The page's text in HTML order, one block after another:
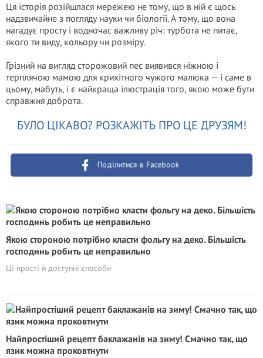
Ця історія розійшлася мережею не тому, що в ній є щось
надзвичайне з погляду науки чи біології. А тому, що вона
нагадує просту і водночас важливу річ: турбота не питає,
якого ти виду, кольору чи розміру.
Грізний на вигляд сторожовий пес виявився ніжною і
терплячою мамою для крихітного чужого малюка — і саме в
цьому, мабуть, і є найкраща ілюстрація того, якою може бути
справжня доброта.
БУЛО ЦІКАВО? РОЗКАЖІТЬ ПРО ЦЕ ДРУЗЯМ!
Поділитися в Facebook
Якою стороною потрібно класти фольгу на деко. Більшість
господинь робить це неправильно
Ці прості й доступні способи
Найпростіший рецепт баклажанів на зиму! Смачно так, що
язик можна проковтнути